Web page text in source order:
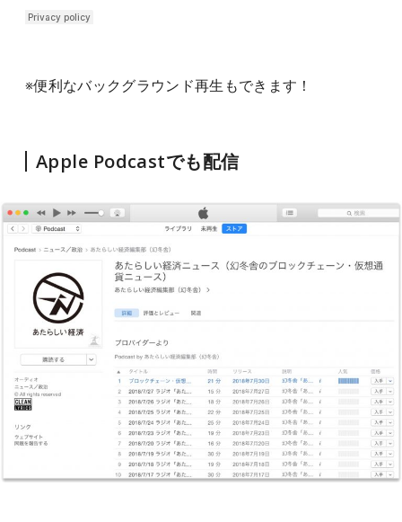
※便利なバックグラウンド再生もできます！
Apple Podcastでも配信